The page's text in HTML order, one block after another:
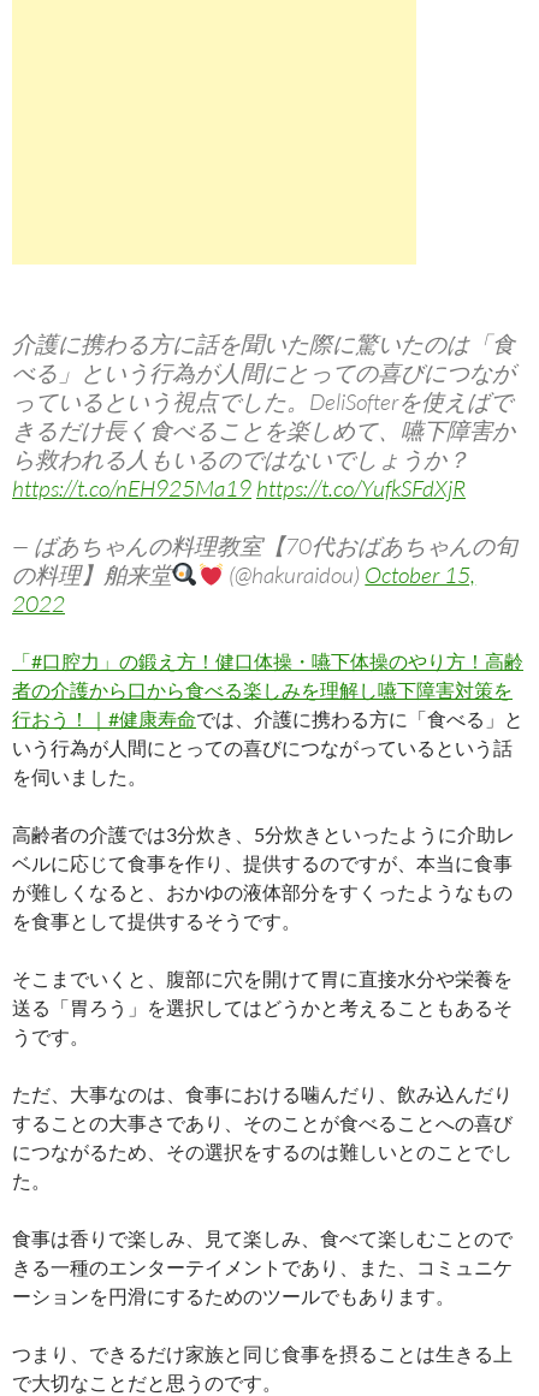
介護に携わる方に話を聞いた際に驚いたのは「食
べる」という行為が人間にとっての喜びにつなが
っているという視点でした。DeliSofterを使えばで
きるだけ長く食べることを楽しめて、嚥下障害か
ら救われる人もいるのではないでしょうか？
https://t.co/nEH925Ma19 https://t.co/YufkSFdXjR
— ばあちゃんの料理教室【70代おばあちゃんの旬
の料理】舶来堂
(@hakuraidou) October 15,
2022
「#口腔力」の鍛え方！健口体操・嚥下体操のやり方！高齢
者の介護から口から食べる楽しみを理解し嚥下障害対策を
行おう！｜#健康寿命では、介護に携わる方に「食べる」と
いう行為が人間にとっての喜びにつながっているという話
を伺いました。
高齢者の介護では3分炊き、5分炊きといったように介助レ
ベルに応じて食事を作り、提供するのですが、本当に食事
が難しくなると、おかゆの液体部分をすくったようなもの
を食事として提供するそうです。
そこまでいくと、腹部に穴を開けて胃に直接水分や栄養を
送る「胃ろう」を選択してはどうかと考えることもあるそ
うです。
ただ、大事なのは、食事における噛んだり、飲み込んだり
することの大事さであり、そのことが食べることへの喜び
につながるため、その選択をするのは難しいとのことでし
た。
食事は香りで楽しみ、見て楽しみ、食べて楽しむことので
きる一種のエンターテイメントであり、また、コミュニケ
ーションを円滑にするためのツールでもあります。
つまり、できるだけ家族と同じ食事を摂ることは生きる上
で大切なことだと思うのです。